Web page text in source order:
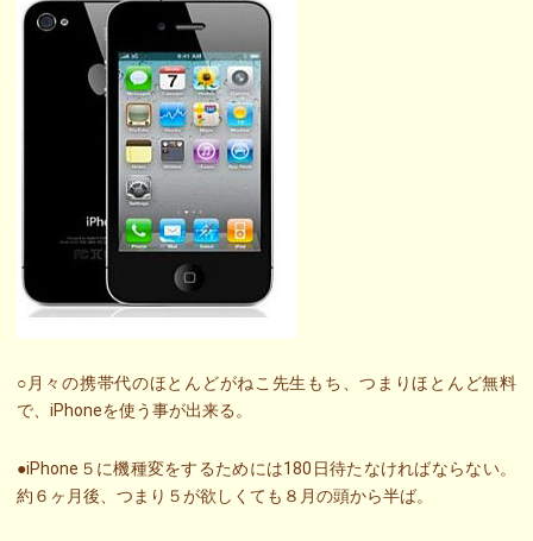
○月々の携帯代のほとんどがねこ先生もち、つまりほとんど無料
で、iPhoneを使う事が出来る。
●iPhone５に機種変をするためには180日待たなければならない。
約６ヶ月後、つまり５が欲しくても８月の頭から半ば。